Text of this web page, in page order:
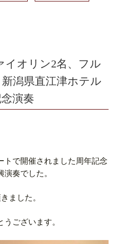
イオリン2名、フル
潟県直江津ホテル
演奏
トで開催されました周年記念
奏でした。
ました。
ございます。